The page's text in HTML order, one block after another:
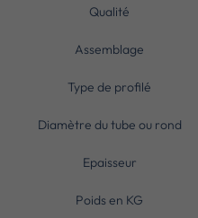
Qualité
Assemblage
Type de profilé
Diamètre du tube ou rond
Epaisseur
Poids en KG